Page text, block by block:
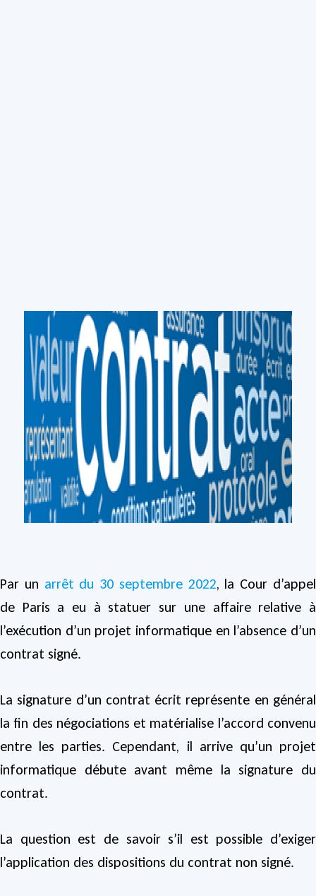
Par un arrêt du 30 septembre 2022, la Cour d’appel
de Paris a eu à statuer sur une affaire relative à
l’exécution d’un projet informatique en l’absence d’un
contrat signé.
La signature d’un contrat écrit représente en général
la fin des négociations et matérialise l’accord convenu
entre les parties. Cependant, il arrive qu’un projet
informatique débute avant même la signature du
contrat.
La question est de savoir s’il est possible d’exiger
l’application des dispositions du contrat non signé.